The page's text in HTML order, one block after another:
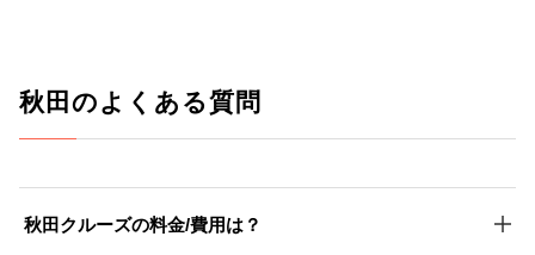
秋田のよくある質問
秋田クルーズの料金/費用は？